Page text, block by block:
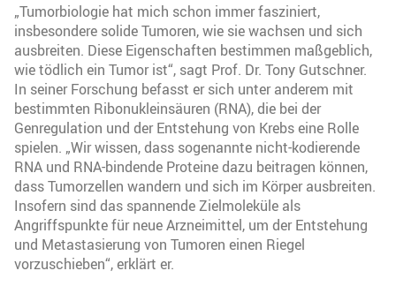
„Tumorbiologie hat mich schon immer fasziniert,
insbesondere solide Tumoren, wie sie wachsen und sich
ausbreiten. Diese Eigenschaften bestimmen maßgeblich,
wie tödlich ein Tumor ist“, sagt Prof. Dr. Tony Gutschner.
In seiner Forschung befasst er sich unter anderem mit
bestimmten Ribonukleinsäuren (RNA), die bei der
Genregulation und der Entstehung von Krebs eine Rolle
spielen. „Wir wissen, dass sogenannte nicht-kodierende
RNA und RNA-bindende Proteine dazu beitragen können,
dass Tumorzellen wandern und sich im Körper ausbreiten.
Insofern sind das spannende Zielmoleküle als
Angriffspunkte für neue Arzneimittel, um der Entstehung
und Metastasierung von Tumoren einen Riegel
vorzuschieben“, erklärt er.